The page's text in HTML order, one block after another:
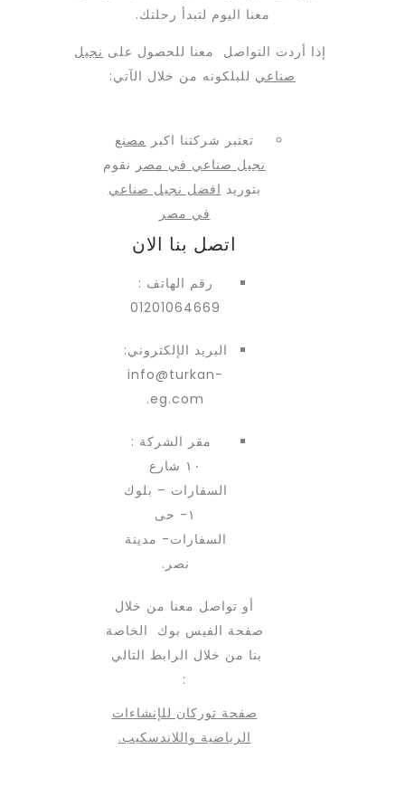
معنا اليوم لتبدأ رحلتك.
إذا أردت التواصل معنا للحصول على نجيل
صناعي للبلكونه من خلال الآتي:
تعتبر شركتنا اكبر مصنع
نجيل صناعي في مصر نقوم
بتوريد افضل نجيل صناعي
في مصر
اتصل بنا الان
رقم الهاتف :
01201064669
البريد الإلكتروني:
info@turkan-
eg.com.
مقر الشركة :
١٠ شارع
السفارات – بلوك
١- حى
السفارات- مدينة
نصر.
أو تواصل معنا من خلال
صفحة الفيس بوك الخاصة
بنا من خلال الرابط التالي
:
صفحة توركان للإنشاءات
الرياضية واللاندسكيب.